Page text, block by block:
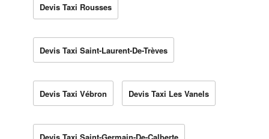
Devis Taxi Rousses
Devis Taxi Saint-Laurent-De-Trèves
Devis Taxi Vébron Devis Taxi Les Vanels